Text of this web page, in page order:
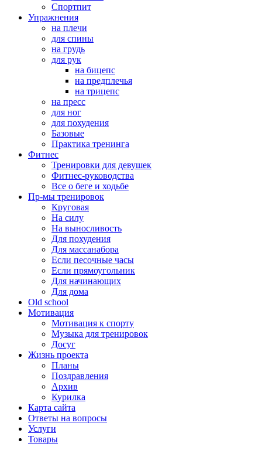
Спортпит
Упражнения
на плечи
для спины
на грудь
для рук
на бицепс
на предплечья
на трицепс
на пресс
для ног
для похудения
Базовые
Практика тренинга
Фитнес
Тренировки для девушек
Фитнес-руководства
Все о беге и ходьбе
Пр-мы тренировок
Круговая
На силу
На выносливость
Для похудения
Для массанабора
Если песочные часы
Если прямоугольник
Для начинающих
Для дома
Old school
Мотивация
Мотивация к спорту
Музыка для тренировок
Досуг
Жизнь проекта
Планы
Поздравления
Архив
Курилка
Карта сайта
Ответы на вопросы
Услуги
Товары